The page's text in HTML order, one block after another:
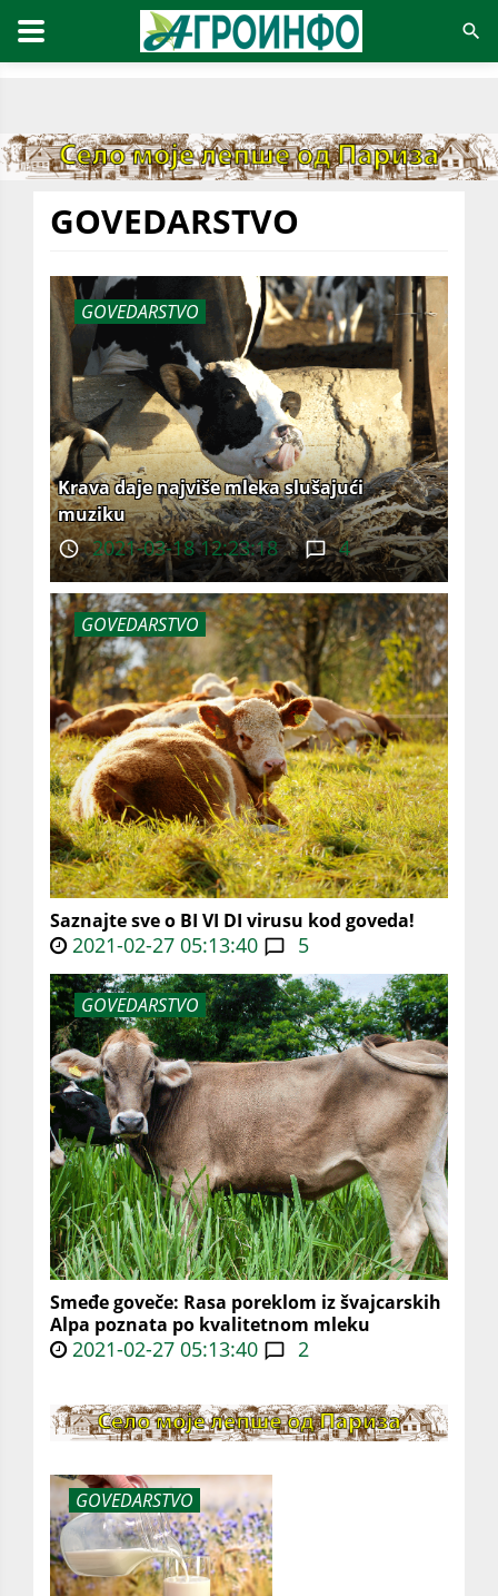
GOVEDARSTVO
GOVEDARSTVO
Krava daje najviše mleka slušajući
muziku
2021-03-18 12:23:18 4
GOVEDARSTVO
Saznajte sve o BI VI DI virusu kod goveda!
2021-02-27 05:13:40 5
GOVEDARSTVO
Smeđe goveče: Rasa poreklom iz švajcarskih
Alpa poznata po kvalitetnom mleku
2021-02-27 05:13:40 2
GOVEDARSTVO